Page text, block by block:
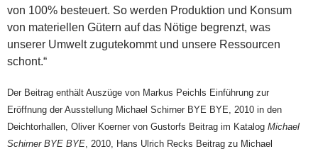
von 100% besteuert. So werden Produktion und Konsum
von materiellen Gütern auf das Nötige begrenzt, was
unserer Umwelt zugutekommt und unsere Ressourcen
schont.“
Der Beitrag enthält Auszüge von Markus Peichls Einführung zur
Eröffnung der Ausstellung Michael Schirner BYE BYE, 2010 in den
Deichtorhallen, Oliver Koerner von Gustorfs Beitrag im Katalog Michael
Schirner BYE BYE, 2010, Hans Ulrich Recks Beitrag zu Michael